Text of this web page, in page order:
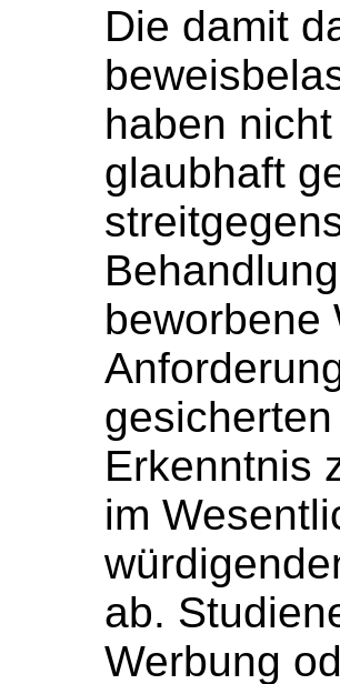
Die damit
haben
glaubhaft
beworbene
Erkenntnis
im
ab.
Werbung